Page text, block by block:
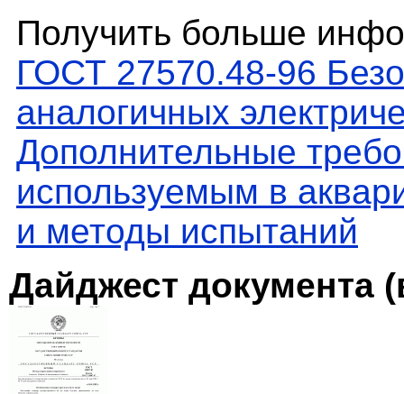
Получить больше
ГОСТ 27570.48-96
аналогичных
Дополнительные
используемым в
и методы испытаний
Дайджест документа